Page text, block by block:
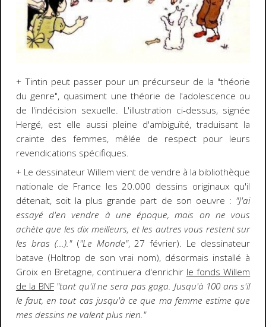
+ Tintin peut passer pour un précurseur de la "théorie
du genre", quasiment une théorie de l'adolescence ou
de l'indécision sexuelle. L'illustration ci-dessus, signée
Hergé, est elle aussi pleine d'ambiguïté, traduisant la
crainte des femmes, mêlée de respect pour leurs
revendications spécifiques.
+ Le dessinateur Willem vient de vendre à la bibliothèque
nationale de France les 20.000 dessins originaux qu'il
détenait, soit la plus grande part de son oeuvre : "J'ai
essayé d'en vendre à une époque, mais on ne vous
achète que les dix meilleurs, et les autres vous restent sur
les bras (...)."("Le Monde", 27 février). Le dessinateur
batave (Holtrop de son vrai nom), désormais installé à
Groix en Bretagne, continuera d'enrichir le fonds Willem
de la BNF "tant qu'il ne sera pas gaga. Jusqu'à 100 ans s'il
le faut, en tout cas jusqu'à ce que ma femme estime que
mes dessins ne valent plus rien."